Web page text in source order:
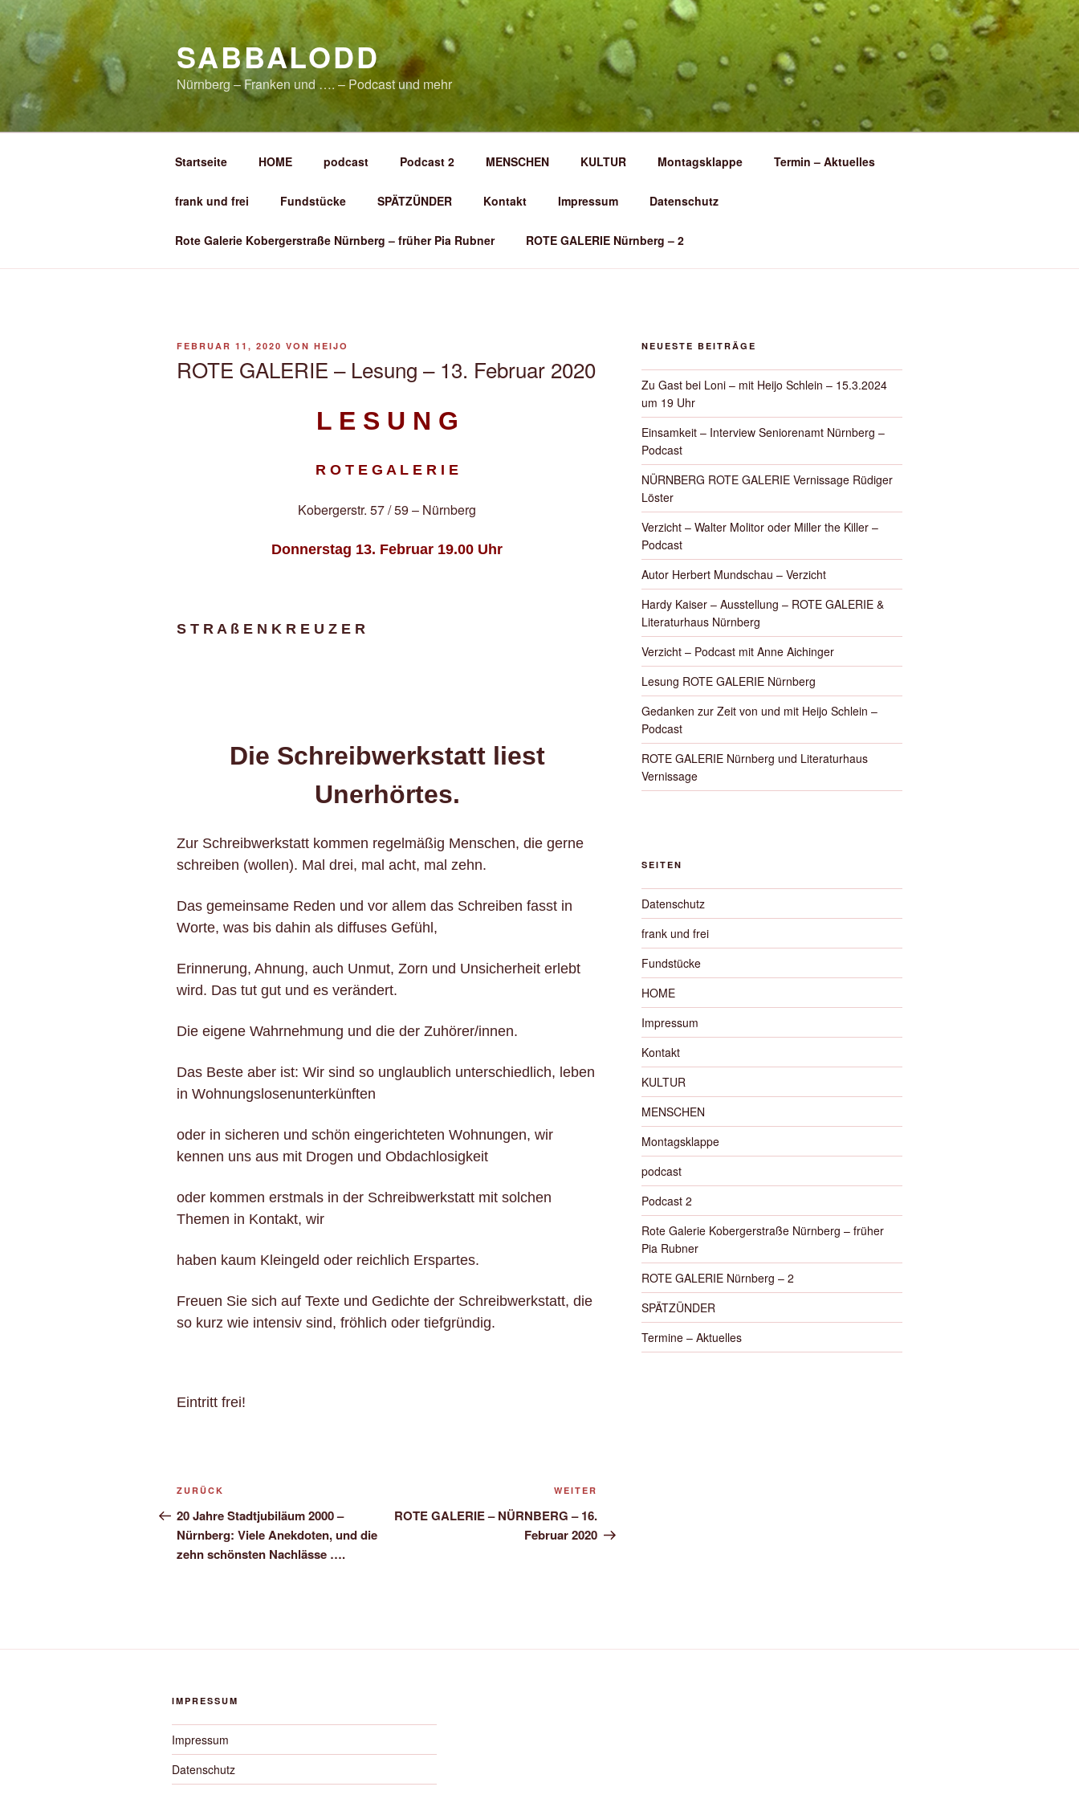
Zum
Inhalt
springen
SABBALODD
Nürnberg – Franken und …. – Podcast und mehr
Startseite HOME podcast Podcast 2 MENSCHEN KULTUR Montagsklappe Termin – Aktuelles
frank und frei Fundstücke SPÄTZÜNDER Kontakt Impressum Datenschutz
Rote Galerie Kobergerstraße Nürnberg – früher Pia Rubner ROTE GALERIE Nürnberg – 2
VERÖFFENTLICHT
FEBRUAR 11, 2020 VON HEIJO
ROTE GALERIE – Lesung – 13. Februar 2020
L E S U N G
R O T E G A L E R I E
Kobergerstr. 57 / 59 – Nürnberg
Donnerstag 13. Februar 19.00 Uhr
S T R A ß E N K R E U Z E R
Die Schreibwerkstatt liest
Unerhörtes.
Zur Schreibwerkstatt kommen regelmäßig Menschen, die gerne
schreiben (wollen). Mal drei, mal acht, mal zehn.
Das gemeinsame Reden und vor allem das Schreiben fasst in
Worte, was bis dahin als diffuses Gefühl,
Erinnerung, Ahnung, auch Unmut, Zorn und Unsicherheit erlebt
wird. Das tut gut und es verändert.
Die eigene Wahrnehmung und die der Zuhörer/innen.
Das Beste aber ist: Wir sind so unglaublich unterschiedlich, leben
in Wohnungslosenunterkünften
oder in sicheren und schön eingerichteten Wohnungen, wir
kennen uns aus mit Drogen und Obdachlosigkeit
oder kommen erstmals in der Schreibwerkstatt mit solchen
Themen in Kontakt, wir
haben kaum Kleingeld oder reichlich Erspartes.
Freuen Sie sich auf Texte und Gedichte der Schreibwerkstatt, die
so kurz wie intensiv sind, fröhlich oder tiefgründig.
Eintritt frei!
Beitragsnavigation
Vorheriger
Beitrag
ZURÜCK
20 Jahre Stadtjubiläum 2000 –
Nürnberg: Viele Anekdoten, und die
zehn schönsten Nachlässe ….
WEITER
ROTE GALERIE – NÜRNBERG – 16.
Februar 2020
NEUESTE BEITRÄGE
Zu Gast bei Loni – mit Heijo Schlein – 15.3.2024
um 19 Uhr
Einsamkeit – Interview Seniorenamt Nürnberg –
Podcast
NÜRNBERG ROTE GALERIE Vernissage Rüdiger
Löster
Verzicht – Walter Molitor oder Miller the Killer –
Podcast
Autor Herbert Mundschau – Verzicht
Hardy Kaiser – Ausstellung – ROTE GALERIE &
Literaturhaus Nürnberg
Verzicht – Podcast mit Anne Aichinger
Lesung ROTE GALERIE Nürnberg
Gedanken zur Zeit von und mit Heijo Schlein –
Podcast
ROTE GALERIE Nürnberg und Literaturhaus
Vernissage
SEITEN
Datenschutz
frank und frei
Fundstücke
HOME
Impressum
Kontakt
KULTUR
MENSCHEN
Montagsklappe
podcast
Podcast 2
Rote Galerie Kobergerstraße Nürnberg – früher
Pia Rubner
ROTE GALERIE Nürnberg – 2
SPÄTZÜNDER
Termine – Aktuelles
IMPRESSUM
Impressum
Datenschutz